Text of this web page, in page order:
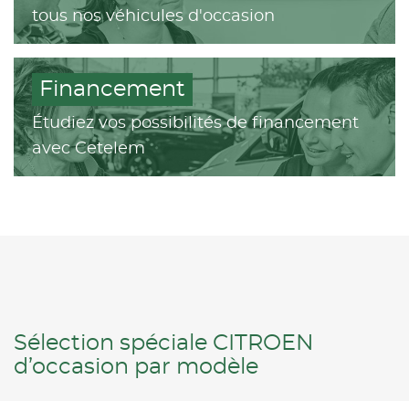
tous nos véhicules d'occasion
Financement
Étudiez vos possibilités de financement
avec Cetelem
Sélection spéciale CITROEN
d’occasion par modèle